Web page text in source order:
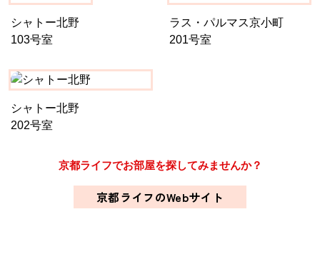
シャトー北野
103号室
ラス・パルマス京小町
201号室
シャトー北野
202号室
京都ライフでお部屋を探してみませんか？
京都ライフのWebサイト